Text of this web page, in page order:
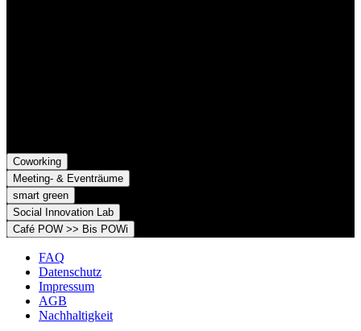
Coworking
Meeting- & Eventräume
smart green
Social Innovation Lab
Café POW >> Bis POWi
FAQ
Datenschutz
Impressum
AGB
Nachhaltigkeit